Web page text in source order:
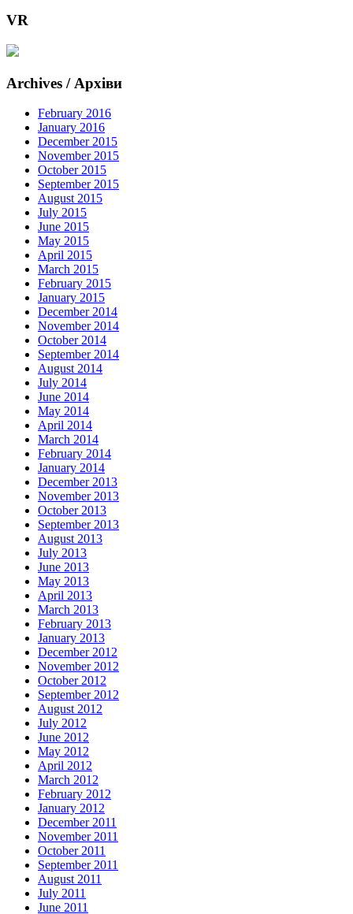
VR
Archives / Архіви
February 2016
January 2016
December 2015
November 2015
October 2015
September 2015
August 2015
July 2015
June 2015
May 2015
April 2015
March 2015
February 2015
January 2015
December 2014
November 2014
October 2014
September 2014
August 2014
July 2014
June 2014
May 2014
April 2014
March 2014
February 2014
January 2014
December 2013
November 2013
October 2013
September 2013
August 2013
July 2013
June 2013
May 2013
April 2013
March 2013
February 2013
January 2013
December 2012
November 2012
October 2012
September 2012
August 2012
July 2012
June 2012
May 2012
April 2012
March 2012
February 2012
January 2012
December 2011
November 2011
October 2011
September 2011
August 2011
July 2011
June 2011